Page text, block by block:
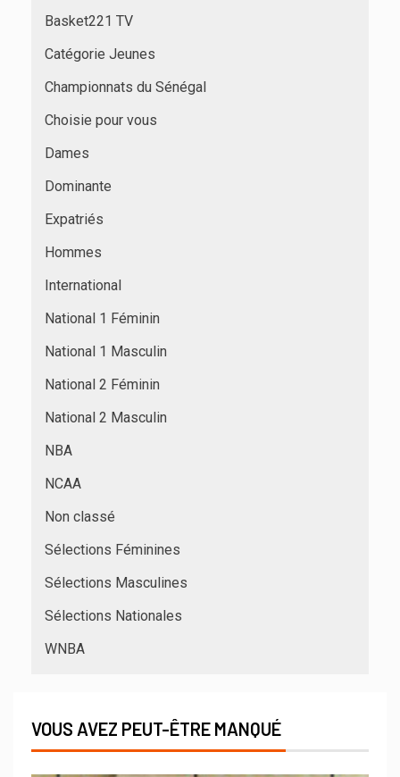
Basket221 TV
Catégorie Jeunes
Championnats du Sénégal
Choisie pour vous
Dames
Dominante
Expatriés
Hommes
International
National 1 Féminin
National 1 Masculin
National 2 Féminin
National 2 Masculin
NBA
NCAA
Non classé
Sélections Féminines
Sélections Masculines
Sélections Nationales
WNBA
VOUS AVEZ PEUT-ÊTRE MANQUÉ